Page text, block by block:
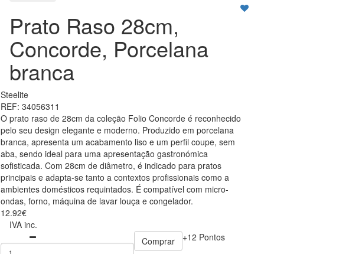
Prato Raso 28cm,
Concorde, Porcelana
branca
Steelite
REF: 34056311
O prato raso de 28cm da coleção Folio Concorde é reconhecido
pelo seu design elegante e moderno. Produzido em porcelana
branca, apresenta um acabamento liso e um perfil coupe, sem
aba, sendo ideal para uma apresentação gastronómica
sofisticada. Com 28cm de diâmetro, é indicado para pratos
principais e adapta-se tanto a contextos profissionais como a
ambientes domésticos requintados. É compatível com micro-
ondas, forno, máquina de lavar louça e congelador.
12.92€
IVA inc.
Comprar
+12 Pontos